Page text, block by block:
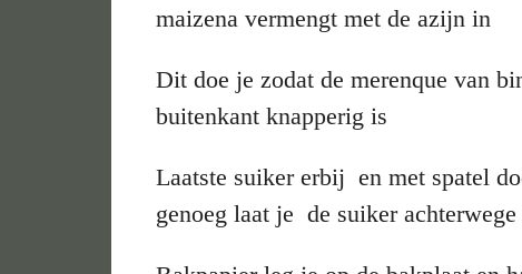
maizena vermengt met de azijn in
Dit doe je zodat de merenque van
buitenkant knapperig is
Laatste suiker erbij en met spatel
genoeg laat je de suiker achterwege